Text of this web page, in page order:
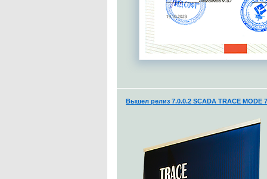
Вышел релиз 7.0.0.2 SCADA TRACE MODE 7